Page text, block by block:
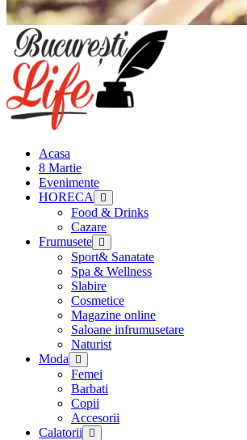
Meniu
principal
Acasa
8 Martie
Evenimente
HORECA
Food & Drinks
Cazare
Frumusete
Sport& Sanatate
Spa & Wellness
Slabire
Cosmetice
Magazine online
Saloane infrumusetare
Naturist
Moda
Femei
Barbati
Copii
Accesorii
Calatorii